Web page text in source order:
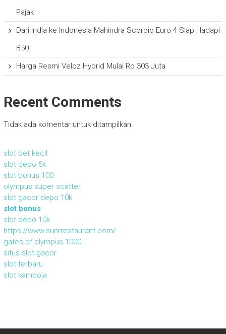
Pajak
Dari India ke Indonesia Mahindra Scorpio Euro 4 Siap Hadapi
B50
Harga Resmi Veloz Hybrid Mulai Rp 303 Juta
Recent Comments
Tidak ada komentar untuk ditampilkan.
slot bet kecil
slot depo 5k
slot bonus 100
olympus super scatter
slot gacor depo 10k
slot bonus
slot depo 10k
https://www.sunrrestaurant.com/
gates of olympus 1000
situs slot gacor
slot terbaru
slot kamboja